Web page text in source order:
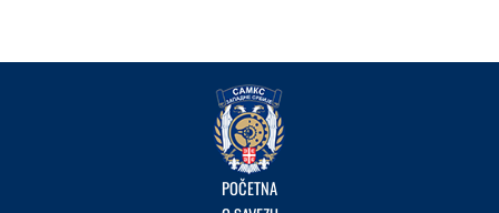
POČETNA